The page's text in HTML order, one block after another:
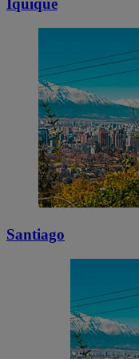
Iquique
Santiago